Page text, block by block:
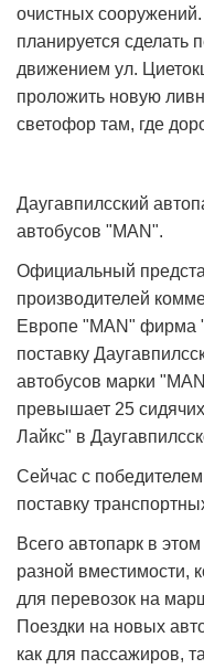
очистных
планируется сделать
движением ул.
проложить новую
светофор там, где
Даугавпилсский
автобусов "MAN".
Официальный
производителей
Европе "MAN" фирма
поставку
автобусов марки
превышает 25
Лайкс" в
Сейчас с победителем
поставку
Всего автопарк в
разной вместимости,
для перевозок на
Поездки на новых
как для пассажиров,